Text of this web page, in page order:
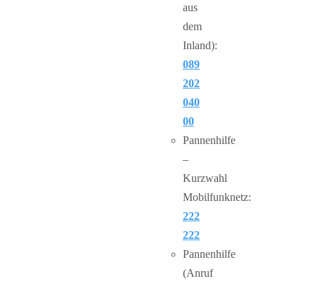
aus
dem
Inland):
089
202
040
00
Pannenhilfe
–
Kurzwahl
Mobilfunknetz:
222
222
Pannenhilfe
(Anruf